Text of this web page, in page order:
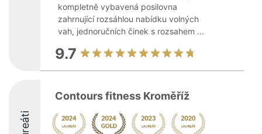
kompletně vybavená posilovna
zahrnující rozsáhlou nabídku volných
vah, jednoručních činek s rozsahem ...
9.7
Contours fitness Kroměříž